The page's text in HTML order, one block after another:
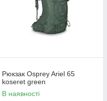
Рюкзак Osprey Ariel 65
koseret green
В наявності